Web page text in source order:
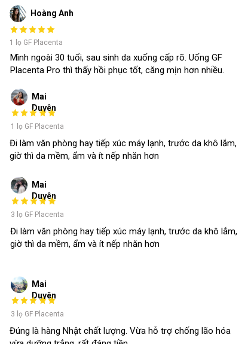
Mai
Duyên
1 lọ GF Placenta
Đi làm văn phòng hay tiếp xúc máy lạnh, trước da khô lắm,
giờ thì da mềm, ẩm và ít nếp nhăn hơn
Hoàng Anh
Mình ngoài 30 tuổi, sau sinh da xuống cấp rõ. Uống GF
Placenta Pro thì thấy hồi phục tốt, căng mịn hơn nhiều.
1 lọ GF Placenta
Mai
Duyên
3 lọ GF Placenta
Đi làm văn phòng hay tiếp xúc máy lạnh, trước da khô lắm,
giờ thì da mềm, ẩm và ít nếp nhăn hơn
Mai
Duyên
3 lọ GF Placenta
Đúng là hàng Nhật chất lượng. Vừa hỗ trợ chống lão hóa